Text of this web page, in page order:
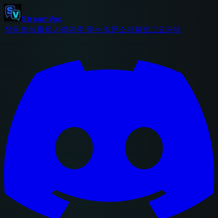
StreamVox
작동 방식활용 사례자주 묻는 질문소개블로그요금제